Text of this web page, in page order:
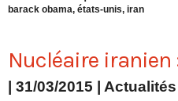
barack obama, états-unis, iran
Nucléaire iranien
| 31/03/2015 Actualités